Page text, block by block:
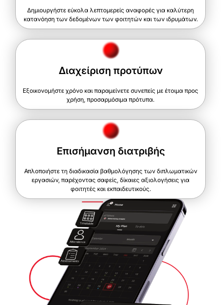
Δημιουργήστε εύκολα λεπτομερείς αναφορές για καλύτερη
κατανόηση των δεδομένων των φοιτητών και των ιδρυμάτων.
Διαχείριση προτύπων
Εξοικονομήστε χρόνο και παραμείνετε συνεπείς με έτοιμα προς
χρήση, προσαρμόσιμα πρότυπα.
Επισήμανση διατριβής
Απλοποιήστε τη διαδικασία βαθμολόγησης των διπλωματικών
εργασιών, παρέχοντας σαφείς, δίκαιες αξιολογήσεις για
φοιτητές και εκπαιδευτικούς.